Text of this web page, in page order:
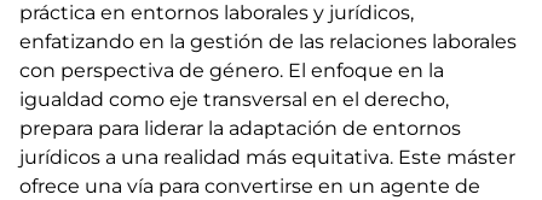
práctica en entornos laborales y jurídicos,
enfatizando en la gestión de las relaciones laborales
con perspectiva de género. El enfoque en la
igualdad como eje transversal en el derecho,
prepara para liderar la adaptación de entornos
jurídicos a una realidad más equitativa. Este máster
ofrece una vía para convertirse en un agente de